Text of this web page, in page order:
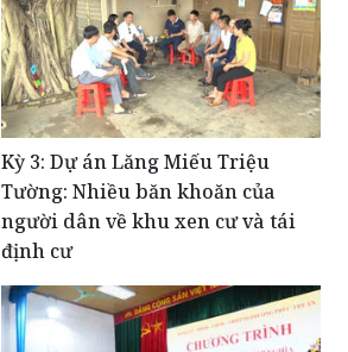
Kỳ 3: Dự án Lăng Miếu Triệu
Tường: Nhiều băn khoăn của
người dân về khu xen cư và tái
định cư